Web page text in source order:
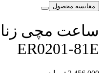
مقایسه محصول
ساعت مچی
ER0201-81E